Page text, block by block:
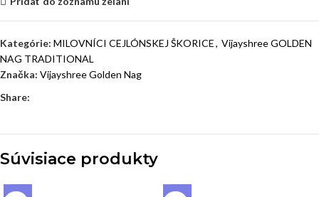
Kategórie: MILOVNÍCI CEJLÓNSKEJ ŠKORICE, Vijayshree GOLDEN
NAG TRADITIONAL
Značka: Vijayshree Golden Nag
Share:
Súvisiace produkty